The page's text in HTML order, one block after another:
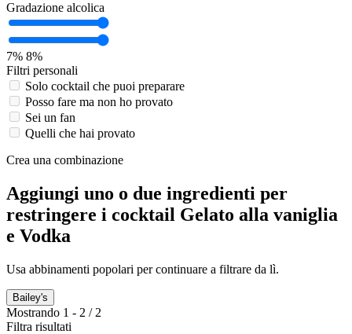
Gradazione alcolica
7% 8%
Filtri personali
Solo cocktail che puoi preparare
Posso fare ma non ho provato
Sei un fan
Quelli che hai provato
Crea una combinazione
Aggiungi uno o due ingredienti per
restringere i cocktail Gelato alla vaniglia
e Vodka
Usa abbinamenti popolari per continuare a filtrare da lì.
Bailey's
Mostrando 1 - 2 / 2
Filtra risultati